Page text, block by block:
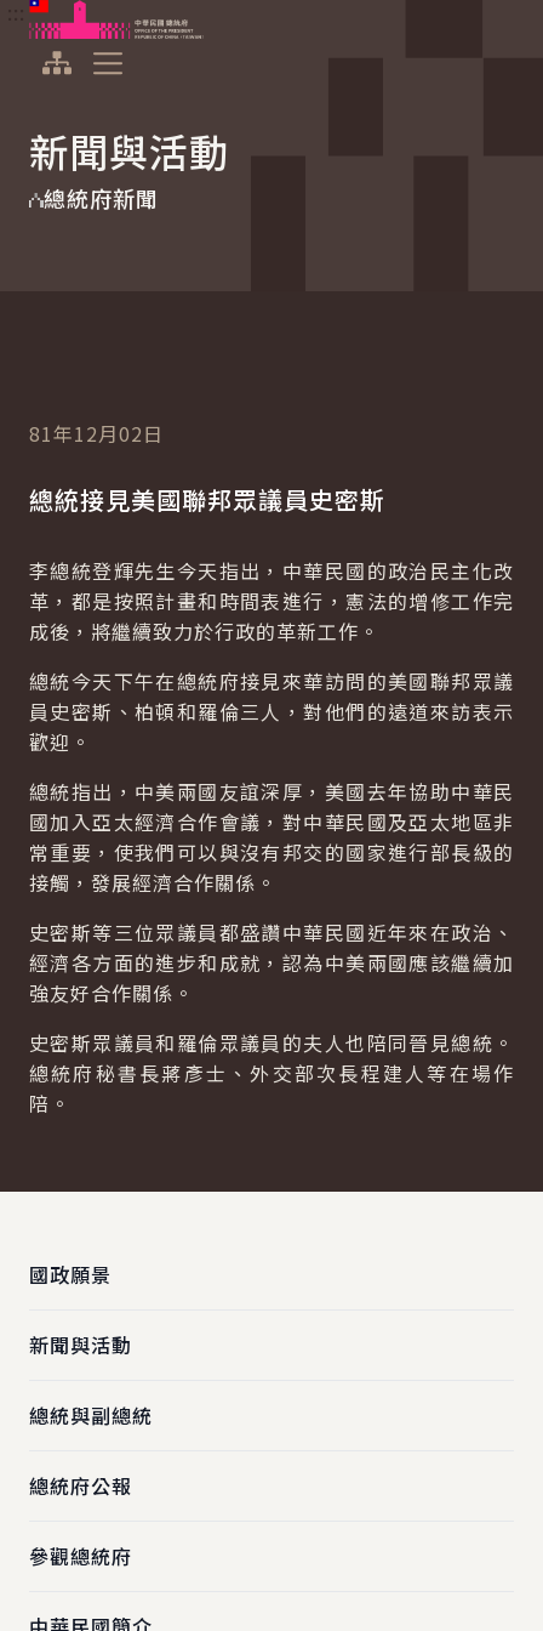
跳到主要內容
中華民國總統府
新聞與活動
總統府新聞
81年12月02日
總統接見美國聯邦眾議員史密斯
李總統登輝先生今天指出，中華民國的政治民主化改
革，都是按照計畫和時間表進行，憲法的增修工作完
成後，將繼續致力於行政的革新工作。
總統今天下午在總統府接見來華訪問的美國聯邦眾議
員史密斯、柏頓和羅倫三人，對他們的遠道來訪表示
歡迎。
總統指出，中美兩國友誼深厚，美國去年協助中華民
國加入亞太經濟合作會議，對中華民國及亞太地區非
常重要，使我們可以與沒有邦交的國家進行部長級的
接觸，發展經濟合作關係。
史密斯等三位眾議員都盛讚中華民國近年來在政治、
經濟各方面的進步和成就，認為中美兩國應該繼續加
強友好合作關係。
史密斯眾議員和羅倫眾議員的夫人也陪同晉見總統。
總統府秘書長蔣彥士、外交部次長程建人等在場作
陪。
國政願景
新聞與活動
總統與副總統
總統府公報
參觀總統府